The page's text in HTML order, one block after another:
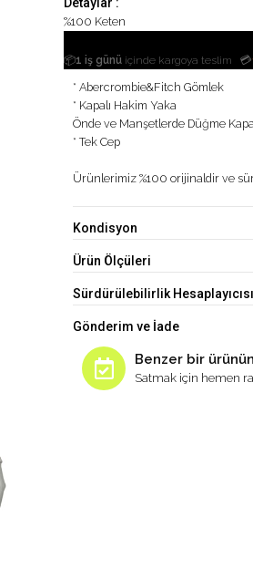
%100 Keten
📦1 iş günü içinde kargoya teslim 💳
* Abercrombie&Fitch Gömlek
* Kapalı Hakim Yaka
Önde ve Manşetlerde Düğme
* Tek Cep
Ürünlerimiz %100 orijinaldir ve
Kondisyon
Ürün Ölçüleri
Sürdürülebilirlik Hesaplayıcısı
Gönderim ve İade
Benzer bir
Satmak için hemen